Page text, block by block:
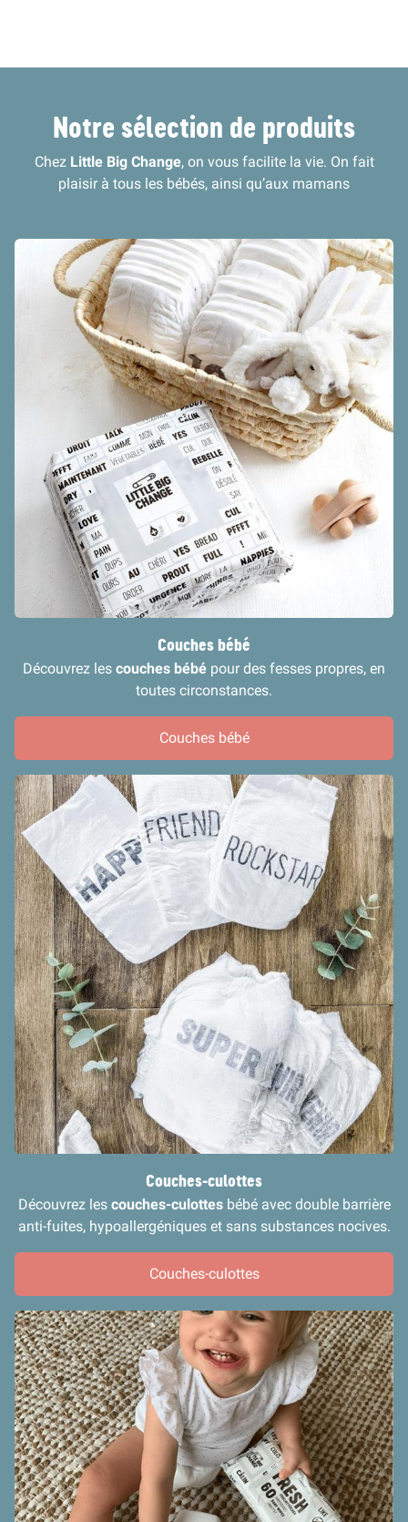
Notre sélection de produits
Chez Little Big Change, on vous facilite la vie. On fait
plaisir à tous les bébés, ainsi qu’aux mamans
Couches bébé
Découvrez les couches bébé pour des fesses propres, en
toutes circonstances.
Couches bébé
Couches-culottes
Découvrez les couches-culottesbébé avec double barrière
anti-fuites, hypoallergéniques et sans substances nocives.
Couches-culottes